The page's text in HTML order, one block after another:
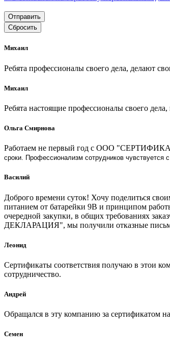
Отправить
Сбросить
Михаил
Ребята профессионалы своего дела, делают
Михаил
Ребята настоящие профессионалы своего
Ольга Смирнова
Работаем не первый год с ООО
сроки. Профессионализм сотрудников
Василий
Доброго времени суток! Хочу поделиться
питанием от батарейки 9В и принципом
очередной закупки, в общих требованиях
ДЕКЛАРАЦИЯ", мы получили отказные письма
Леонид
Сертификаты соответствия получаю в этои
сотрудничество.
Андрей
Обращался в эту компанию за сертификатом
Семен